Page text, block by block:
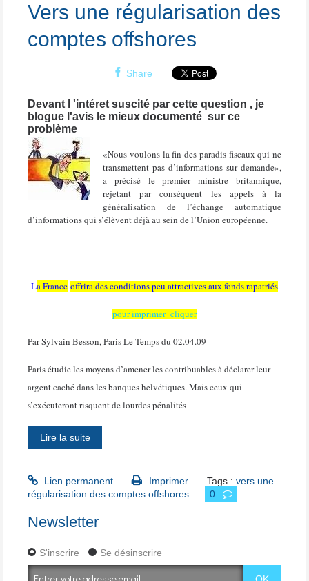
Vers une régularisation des
comptes offshores
Share
Devant l 'intéret suscité par cette question , je
blogue l'avis le mieux documenté sur ce
problème
«Nous voulons la fin des paradis fiscaux qui ne
transmettent pas d’informations sur demande»,
a précisé le premier ministre britannique,
rejetant par conséquent les appels à la
généralisation de l’échange automatique
d’informations qui s’élèvent déjà au sein de l’Union européenne.
La France offrira des conditions peu attractives aux fonds rapatriés
pour imprimer cliquer
Par Sylvain Besson, Paris Le Temps du 02.04.09
Paris étudie les moyens d’amener les contribuables à déclarer leur
argent caché dans les banques helvétiques. Mais ceux qui
s’exécuteront risquent de lourdes pénalités
Lire la suite
Lien permanent Imprimer Tags : vers une
régularisation des comptes offshores
0
Newsletter
S'inscrire Se désinscrire